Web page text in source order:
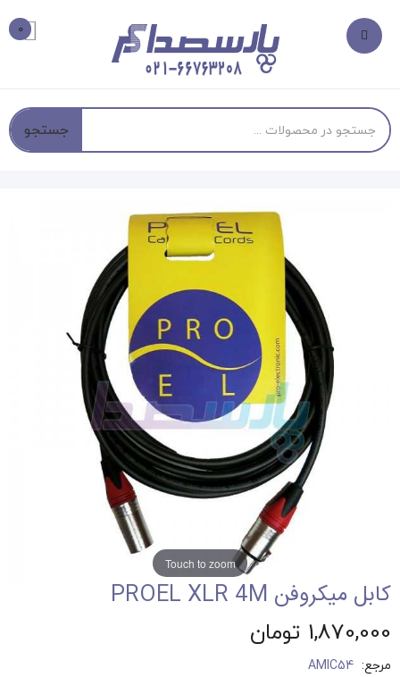
0
جستجو
Touch to zoom
کابل میکروفن PROEL XLR 4M
1,870,000 تومان
مرجع: AMIC54